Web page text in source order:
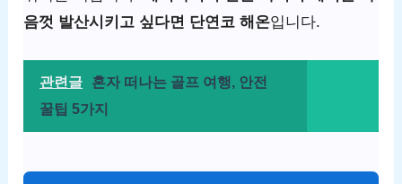
음껏 발산시키고 싶다면 단연코 해온입니다.
관련글
혼자 떠나는 골프 여행, 안전
꿀팁 5가지